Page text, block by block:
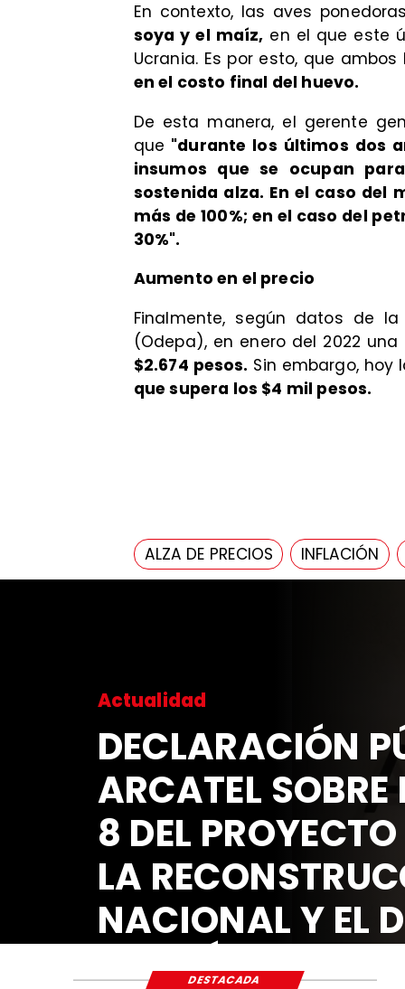
En contexto, las aves
soya y el maíz, en el que este
Ucrania. Es por esto, que
en el costo final del huevo.
De esta manera, el gerente
que "durante los últimos dos
insumos que se ocupan
sostenida alza. En el caso del
más de 100%; en el caso del
30%".
Aumento en el precio
Finalmente, según datos de
(Odepa), en enero del 2022 una
$2.674 pesos. Sin embargo,
que supera los $4 mil pesos.
ALZA DE PRECIOS INFLACIÓN
DE
ARTÍCULO
LEY PARA
DESTACADA